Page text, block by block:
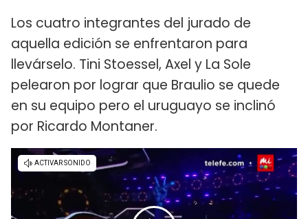
Los cuatro integrantes del jurado de
aquella edición se enfrentaron para
llevárselo. Tini Stoessel, Axel y La Sole
pelearon por lograr que Braulio se quede
en su equipo pero el uruguayo se inclinó
por Ricardo Montaner.